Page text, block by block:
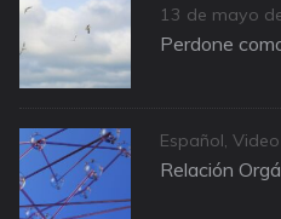
Posted
on
13 de mayo
Perdone
Categories
Español Video
Relación